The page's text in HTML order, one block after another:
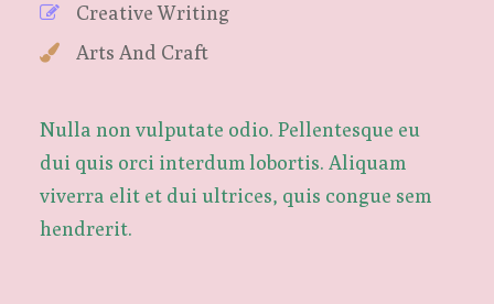
Creative Writing
Arts And Craft
Nulla non vulputate odio. Pellentesque eu
dui quis orci interdum lobortis. Aliquam
viverra elit et dui ultrices, quis congue sem
hendrerit.